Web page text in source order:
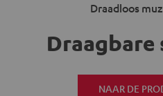
Draadloos
Draagbare
NAAR DE